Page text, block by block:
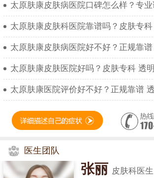
太原肤康皮肤病医院口碑怎么样？专
太原肤康皮肤科医院靠谱吗？皮肤专
太原肤康皮肤病医院好不好？正规靠
太原肤康皮肤医院好吗？皮肤专科 透
太原肤康医院评价好不好？正规靠谱
医生团队
张丽 皮肤科医生